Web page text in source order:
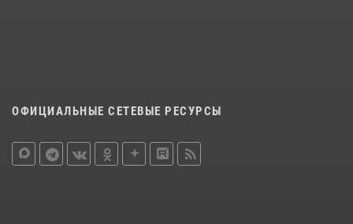
ОФИЦИАЛЬНЫЕ СЕТЕВЫЕ РЕСУРСЫ